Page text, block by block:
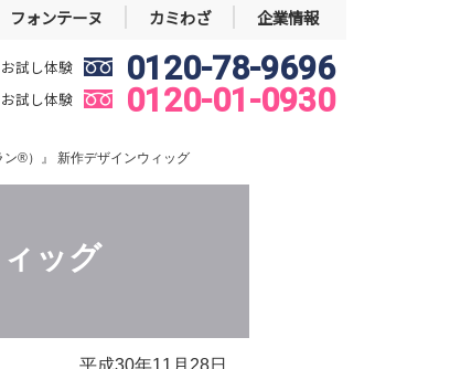
フォンテーヌ カミわざ 企業情報
試し体験 0120-78-9696
試し体験 0120-01-0930
®）』 新作デザインウィッグ
ッグ
平成30年11月28日